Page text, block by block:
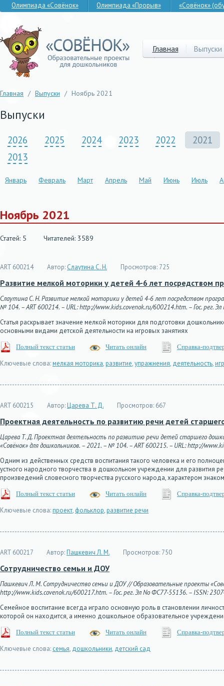
Олимпиада «Совёнок» Олимпиада «Прорыв» «Совёнок»
Главная Выпуски
Главная / Выпуски / Ноябрь 2021
Выпуски
2026 2025 2024 2023 2022
2021
2013
Январь Февраль Март Апрель Май Июнь Июль
Ноябрь 2021
Статей: 5 Читателей: 3589
ART 600214 Автор: Слаутина С. Н. Просмотров: 725
Развитие мелкой моторики у детей 4-6 лет посредством
Слаутина С. Н. Развитие мелкой моторики у детей 4-6 лет посредством
№ 104. – ART 600214. – URL: http://www.kids.covenok.ru/600214.htm. – Гос. рег.
Статья раскрывает значение мелкой моторики для подготовки
основными видами детской деятельности на игровых занятиях
Полный текст статьи Читать онлайн Справка-
Ключевые слова:мелкая моторика,развитие,упражнения, деятельность,
ART 600215 Автор:Царева Т. Д. Просмотров: 667
Проектная деятельность по развитию речи детей
Царева Т. Д. Проектная деятельность по развитию речи детей старшего
«Совёнок» для дошкольников. – 2021. – № 104. – ART 600215. – URL: http://
Одним из действенных средств воспитания такого человека и его
устного народного творчества в дошкольном учреждении для развития
произведений словесного творчества русского народа, характером
Полный текст статьи Читать онлайн Справка-
Ключевые слова:проект, фольклор,развитие речи
ART 600217 Автор:Пашкевич Л. М. Просмотров: 750
Сотрудничество семьи и ДОУ
Пашкевич Л. М. Сотрудничество семьи и ДОУ // Образовательные проекты
http://www.kids.covenok.ru/600217.htm. – Гос. рег. Эл No ФС77-55136. – ISSN:
Семейное воспитание всегда играло основную роль в становлении
которой он находится, а именно дошкольное образовательное
Полный текст статьи Читать онлайн Справка-
Ключевые слова: семья, дошкольники, детский сад